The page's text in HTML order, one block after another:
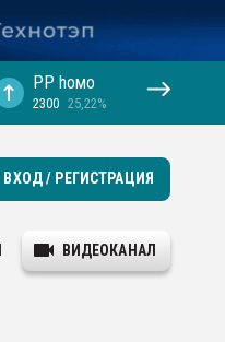
PP hомо
2300 25,22%
ВХОД / РЕГИСТРАЦИЯ
ВИДЕОКАНАЛ